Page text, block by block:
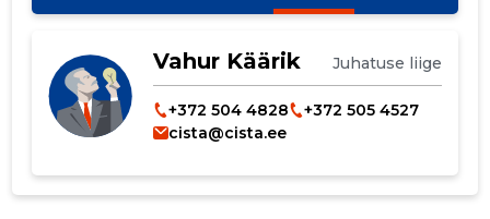
Vahur Käärik Juhatuse liige
+372 504 4828
+372 505 4527
cista@cista.ee